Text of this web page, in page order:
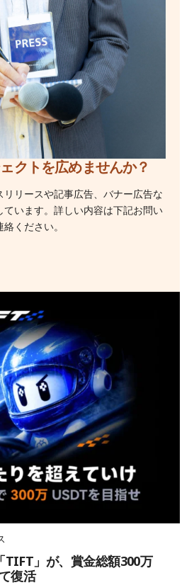
クトを広めませんか？
リースや記事広告、バナー広告な
ています。詳しい内容は下記お問い
ください。
」が、賞金総額300万
復活